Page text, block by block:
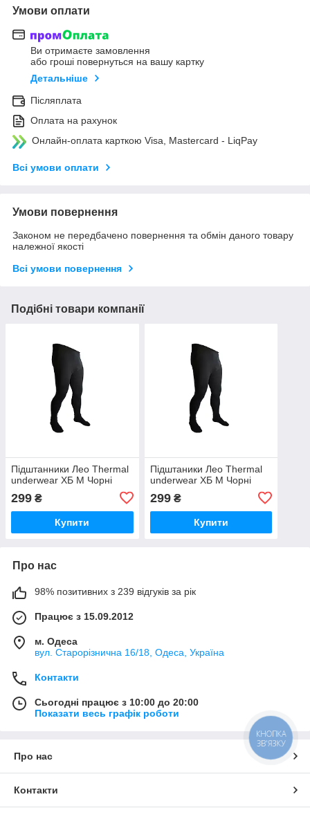
Умови оплати
Ви отримаєте замовлення
або гроші повернуться на вашу картку
Детальніше
Післяплата
Оплата на рахунок
Онлайн-оплата карткою Visa, Mastercard - LiqPay
Всі умови оплати
Умови повернення
Законом не передбачено повернення та обмін даного товару
належної якості
Всі умови повернення
Подібні товари компанії
Підштанники Лео Thermal
underwear ХБ M Чорні
299 ₴
Купити
Підштаники Лео Thermal
underwear ХБ M Чорні
299₴
Купити
Про нас
98% позитивних з 239 відгуків за рік
Працює з 15.09.2012
м. Одеса
вул. Старорізнична 16/18, Одеса, Україна
Контакти
Сьогодні працює з 10:00 до 20:00
Показати весь графік роботи
Про нас
Контакти
КНОПКА
ЗВ'ЯЗКУ